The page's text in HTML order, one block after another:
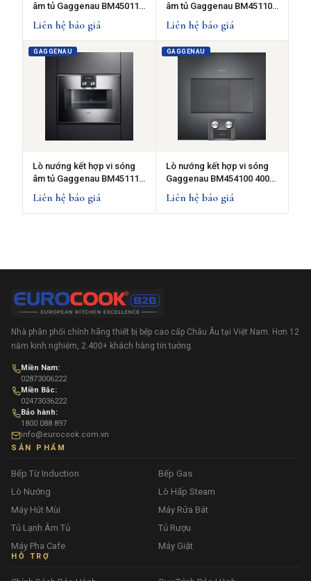
âm tủ Gaggenau BM450110
400 series-Thép không
gỉ-50L -Bản lề cửa bên trái
Liên hệ báo giá
âm tủ Gaggenau BM451100
400 series-Thép không
gỉ-50L -Bản lề cửa bên trái
Liên hệ báo giá
GAGGENAU
Lò nướng kết hợp vi sóng
âm tủ Gaggenau BM451110
400 series-Thép không
gỉ-50L -Bản lề cửa bên trái
Liên hệ báo giá
GAGGENAU
Lò nướng kết hợp vi sóng
Gaggenau BM454100 400
series - Màu đen- 50L - Bản
lề cửa bên phải
Liên hệ báo giá
Nhà phân phối chính hãng thiết bị bếp cao cấp Châu Âu tại Việt Nam. Hơn 12
năm kinh nghiệm, 2.400+ khách hàng tin tưởng.
Miền Nam:
02873006222
Miền Bắc:
02473036222
Bảo hành:
1800 088 897
info@eurocook.com.vn
SẢN PHẨM
Bếp Từ Induction
Bếp Gas
Lò Nướng
Lò Hấp Steam
Máy Hút Mùi
Máy Rửa Bát
Tủ Lạnh Âm Tủ
Tủ Rượu
Máy Pha Cafe
Máy Giặt
HỖ TRỢ